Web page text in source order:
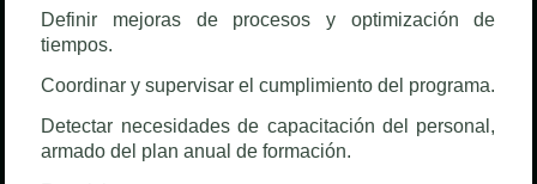
Definir mejoras de procesos y optimización de
tiempos.
Coordinar y supervisar el cumplimiento del programa.
Detectar necesidades de capacitación del personal,
armado del plan anual de formación.